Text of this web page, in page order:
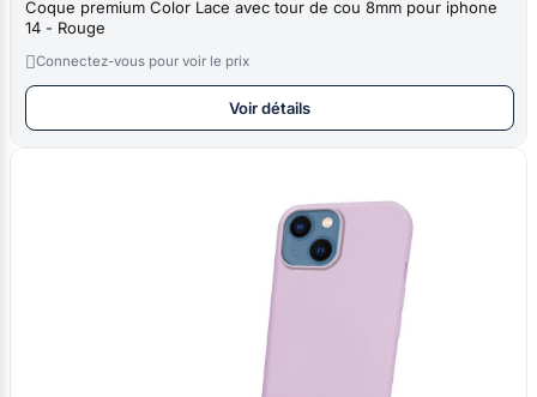
Coque premium Color Lace avec tour de cou 8mm pour iphone
14 - Rouge
Connectez-vous pour voir le prix
Voir détails